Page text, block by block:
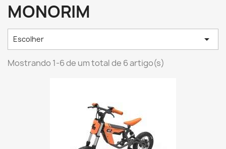
MONORIM
Escolher 
Mostrando 1-6 de um total de 6 artigo(s)